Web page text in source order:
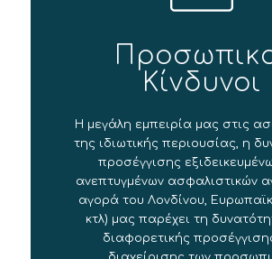
Κίνδυνοι
Η μεγάλη εμπειρία μας στις
της ιδιωτικής περιουσίας, η
προσέγγισης
ανεπτυγμένων ασφαλιστικών
αγορά του Λονδίνου,
κτλ) μας παρέχει τη
διαφορετικής